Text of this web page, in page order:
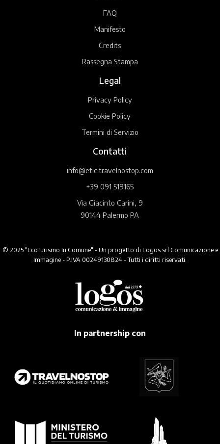
FAQ
Manifesto
Credits
Rassegna Stampa
Legal
Privacy Policy
Cookie Policy
Termini di Servizio
Contatti
info@etic.travelnostop.com
+39 091 519165
Via Giacinto Carini, 9
90144 Palermo PA
© 2025 "EcoTurismo In Comune" - Un progetto di Logos srl Comunicazione e
Immagine - P.IVA 00249130824 - Tutti i diritti riservati.
In partnership con